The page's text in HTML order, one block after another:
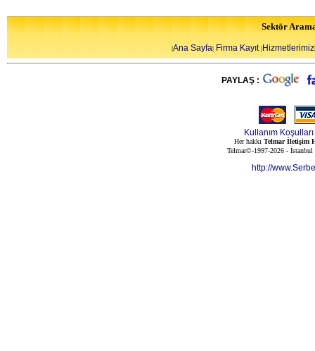
Sektör
|Ana Sayfa| Firma Kayıt|Hizmetlerimiz|
PAYLAŞ :
Kullanım Koşulları
Her hakkı Telmar İletişim
Telmar©-1997-2026 -
http://